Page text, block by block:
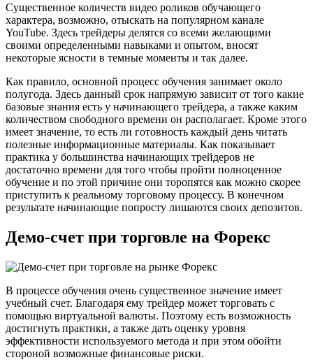
Существенное количеств видео роликов обучающего
характера, возможно, отыскать на популярном канале
YouTube. Здесь трейдеры делятся со всеми желающими
своими определенными навыками и опытом, вносят
некоторые ясности в темные моменты и так далее.
Как правило, основной процесс обучения занимает около
полугода. Здесь данный срок напрямую зависит от того какие
базовые знания есть у начинающего трейдера, а также каким
количеством свободного времени он располагает. Кроме этого
имеет значение, то есть ли готовность каждый день читать
полезные информационные материалы. Как показывает
практика у большинства начинающих трейдеров не
достаточно времени для того чтобы пройти полноценное
обучение и по этой причине они торопятся как можно скорее
приступить к реальному торговому процессу. В конечном
результате начинающие попросту лишаются своих депозитов.
Демо-счет при торговле на Форекс
В процессе обучения очень существенное значение имеет
учебный счет. Благодаря ему трейдер может торговать с
помощью виртуальной валюты. Поэтому есть возможность
достигнуть практики, а также дать оценку уровня
эффективности используемого метода и при этом обойти
стороной возможные финансовые риски.